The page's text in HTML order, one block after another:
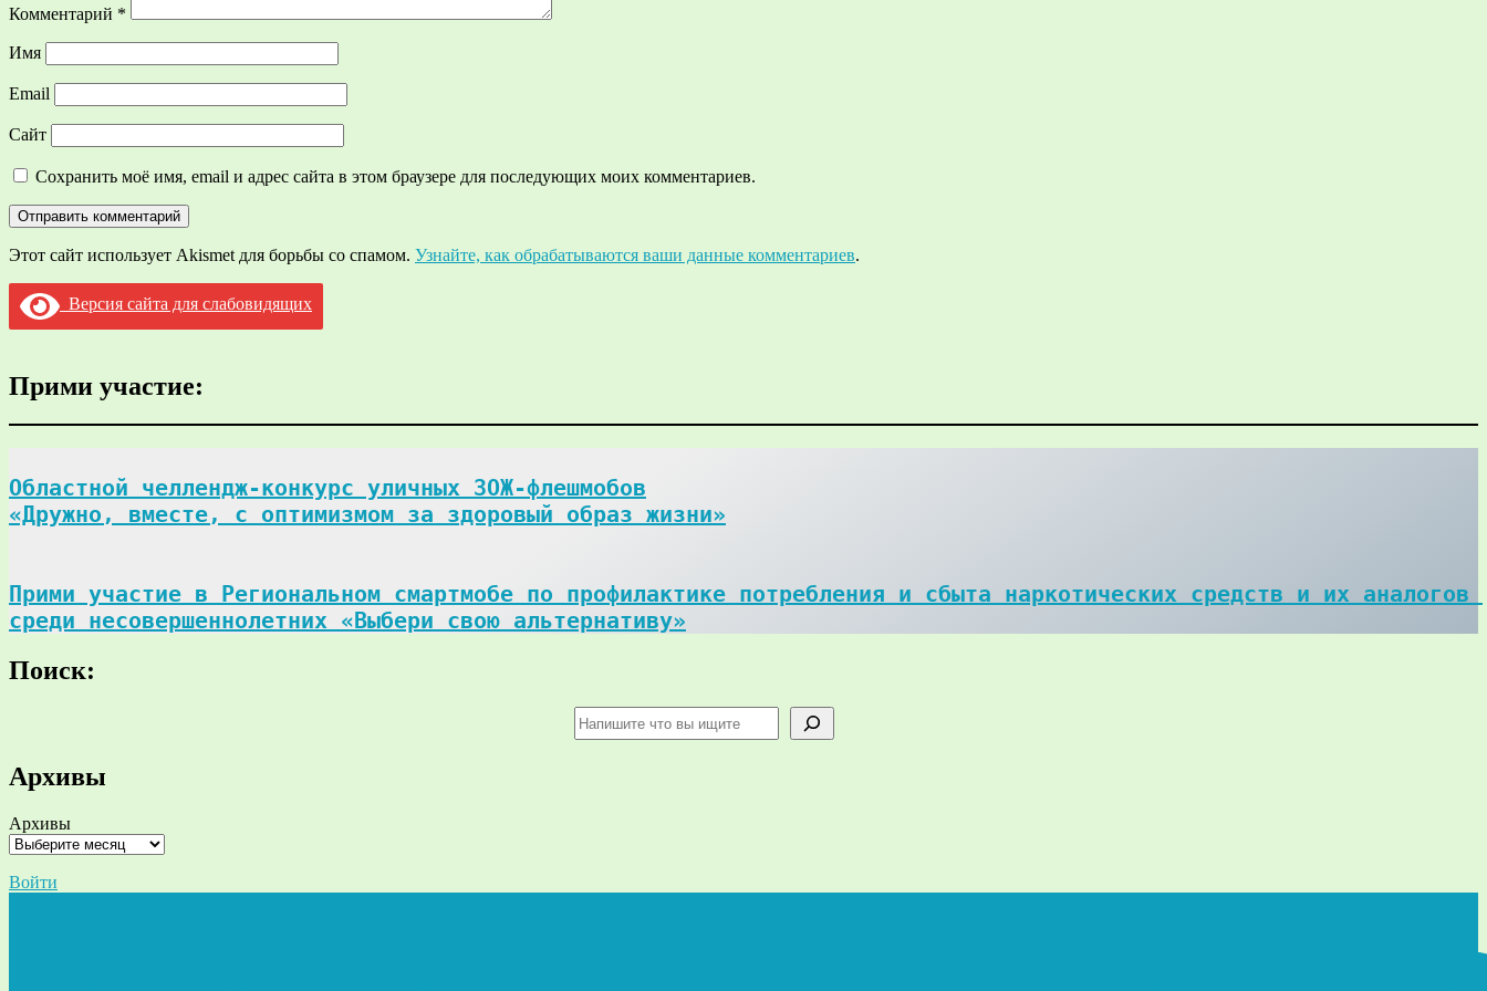
Комментарий *
Имя
Email
Сайт
Сохранить моё имя, email и адрес сайта в этом браузере для последующих моих комментариев.
Этот сайт использует Akismet для борьбы со спамом. Узнайте, как обрабатываются ваши данные комментариев.
Версия сайта для слабовидящих
Прими участие:
Областной челлендж-конкурс уличных ЗОЖ-флешмобов
«Дружно, вместе, с оптимизмом за здоровый образ жизни»
Прими участие в Региональном смартмобе по профилактике потребления и сбыта наркотических средств и их аналогов
среди несовершеннолетних «Выбери свою альтернативу»
Поиск:
Архивы
Архивы
Войти